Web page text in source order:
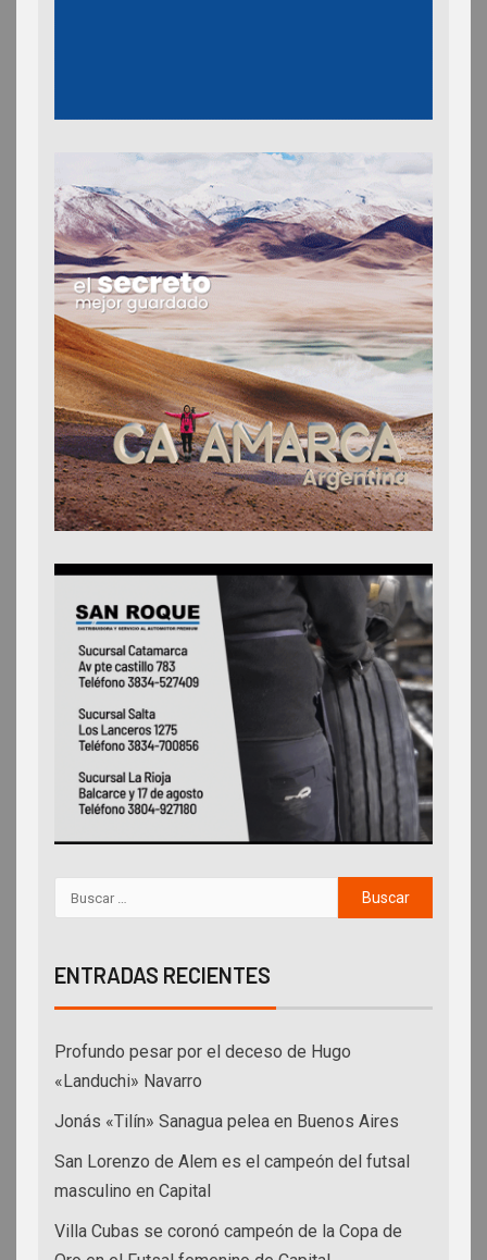
ENTRADAS RECIENTES
Profundo pesar por el deceso de Hugo
«Landuchi» Navarro
Jonás «Tilín» Sanagua pelea en Buenos Aires
San Lorenzo de Alem es el campeón del futsal
masculino en Capital
Villa Cubas se coronó campeón de la Copa de